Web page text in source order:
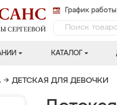
График
КАТАЛОГ
→ ДЕТСКАЯ ДЛЯ ДЕВОЧКИ